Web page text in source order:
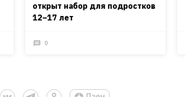
открыт набор для подростков
12–17 лет
0